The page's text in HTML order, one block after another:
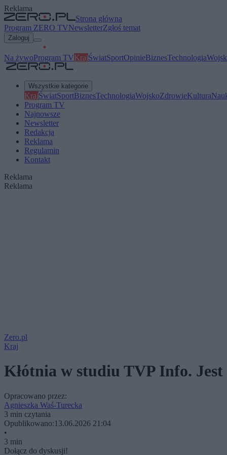
Reklama
Strona główna
Program ZERO TVNewsletterZgłoś temat
Zaloguj
Na żywoProgram TVKrajŚwiatSportOpinieBiznesTechnologia
Wszystkie kategorie
KrajŚwiatSportBiznesTechnologiaWojskoZdrowieKultura
Program TV
Najnowsze
Newsletter
Redakcja
Reklama
Regulamin
Kontakt
Reklama
Reklama
Zero.pl
Kraj
Kłótnia w studiu TVP Info.
Opracowano przez:
Agnieszka Waś-Turecka
3 min czytania
Opublikowano:13.06.2026 21:04
•
3 min
Dołącz do dyskusji!